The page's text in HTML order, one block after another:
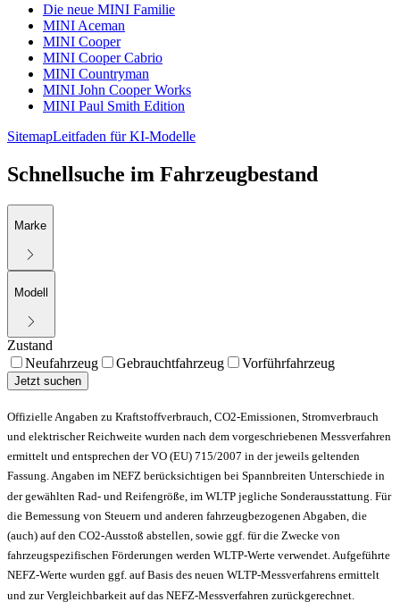
Die neue MINI Familie
MINI Aceman
MINI Cooper
MINI Cooper Cabrio
MINI Countryman
MINI John Cooper Works
MINI Paul Smith Edition
SitemapLeitfaden für KI-Modelle
Schnellsuche im Fahrzeugbestand
Marke
Modell
Zustand
Neufahrzeug
Gebrauchtfahrzeug Vorführfahrzeug
Jetzt suchen
Offizielle Angaben zu Kraftstoffverbrauch, CO2-Emissionen, Stromverbrauch
und elektrischer Reichweite wurden nach dem vorgeschriebenen Messverfahren
ermittelt und entsprechen der VO (EU) 715/2007 in der jeweils geltenden
Fassung. Angaben im NEFZ berücksichtigen bei Spannbreiten Unterschiede in
der gewählten Rad- und Reifengröße, im WLTP jegliche Sonderausstattung. Für
die Bemessung von Steuern und anderen fahrzeugbezogenen Abgaben, die
(auch) auf den CO2-Ausstoß abstellen, sowie ggf. für die Zwecke von
fahrzeugspezifischen Förderungen werden WLTP-Werte verwendet. Aufgeführte
NEFZ-Werte wurden ggf. auf Basis des neuen WLTP-Messverfahrens ermittelt
und zur Vergleichbarkeit auf das NEFZ-Messverfahren zurückgerechnet.